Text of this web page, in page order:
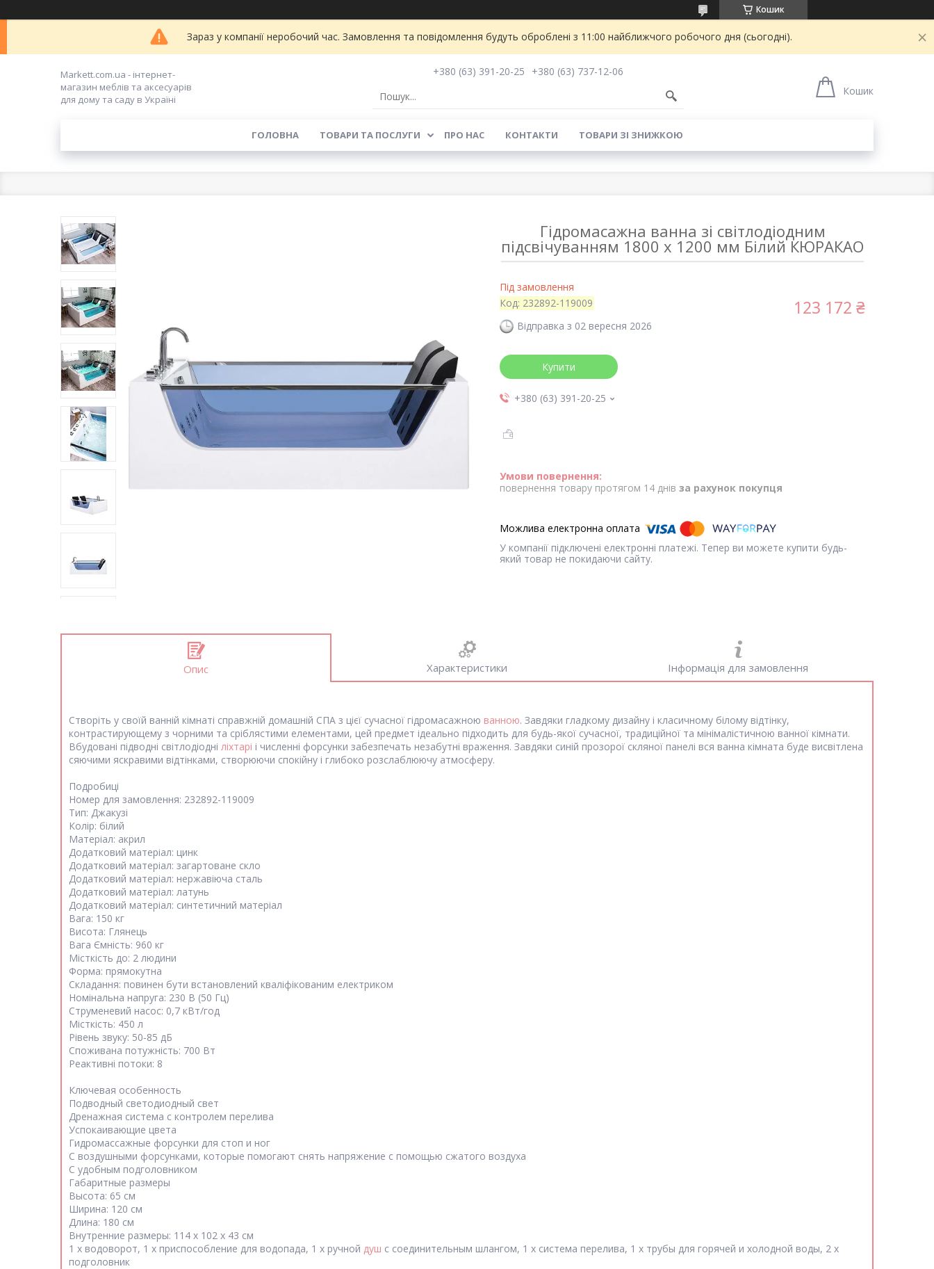
Кошик
Зараз у компанії неробочий час. Замовлення та повідомлення будуть оброблені з 11:00 найближчого робочого дня (сьогодні).
Markett.com.ua - інтернет-
магазин меблів та аксесуарів
для дому та саду в Україні
+380 (63) 391-20-25
+380 (63) 737-12-06
Кошик
ГОЛОВНА ТОВАРИ ТА ПОСЛУГИ ПРО НАС КОНТАКТИ ТОВАРИ ЗІ ЗНИЖКОЮ
Гідромасажна ванна зі світлодіодним
підсвічуванням 1800 x 1200 мм Білий КЮРАКАО
Під замовлення
Код: 232892-119009
Відправка з 02 вересня 2026
123 172 ₴
Купити
+380 (63) 391-20-25
повернення товару протягом 14 днів за рахунок покупця
У компанії підключені електронні платежі. Тепер ви можете купити будь-
який товар не покидаючи сайту.
Опис Характеристики Інформація для замовлення
Створіть у своїй ванній кімнаті справжній домашній СПА з цієї сучасної гідромасажною ванною. Завдяки гладкому дизайну і класичному білому відтінку,
контрастирующему з чорними та сріблястими елементами, цей предмет ідеально підходить для будь-якої сучасної, традиційної та мінімалістичною ванної кімнати.
Вбудовані підводні світлодіодні ліхтарі і численні форсунки забезпечать незабутні враження. Завдяки синій прозорої скляної панелі вся ванна кімната буде висвітлена
сяючими яскравими відтінками, створюючи спокійну і глибоко розслаблюючу атмосферу.
Подробиці
Номер для замовлення: 232892-119009
Тип: Джакузі
Колір: білий
Матеріал: акрил
Додатковий матеріал: цинк
Додатковий матеріал: загартоване скло
Додатковий матеріал: нержавіюча сталь
Додатковий матеріал: латунь
Додатковий матеріал: синтетичний матеріал
Вага: 150 кг
Висота: Глянець
Вага Ємність: 960 кг
Місткість до: 2 людини
Форма: прямокутна
Складання: повинен бути встановлений кваліфікованим електриком
Номінальна напруга: 230 В (50 Гц)
Струменевий насос: 0,7 кВт/год
Місткість: 450 л
Рівень звуку: 50-85 дБ
Споживана потужність: 700 Вт
Реактивні потоки: 8
Ключевая особенность
Подводный светодиодный свет
Дренажная система с контролем перелива
Успокаивающие цвета
Гидромассажные форсунки для стоп и ног
С воздушными форсунками, которые помогают снять напряжение с помощью сжатого воздуха
С удобным подголовником
Габаритные размеры
Высота: 65 см
Ширина: 120 см
Длина: 180 см
Внутренние размеры: 114 х 102 х 43 см
1 х водоворот, 1 х приспособление для водопада, 1 х ручной душ с соединительным шлангом, 1 х система перелива, 1 х трубы для горячей и холодной воды, 2 х
подголовник